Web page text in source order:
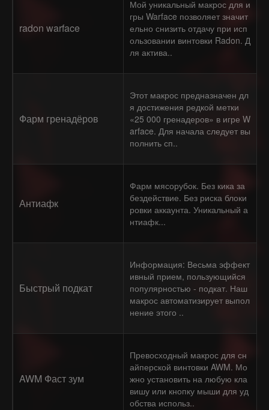
radon warface
Мой уникальный макрос для и
гры Warface позволяет значит
ельно снизить отдачу при исп
ользовании винтовки Radon. Д
ля актива..
Фарм гренадёров
Этот макрос предназначен дл
я достижения редкой метки
«25 000 гренадеров» в игре W
arface. Для начала следует вы
полнить сп..
Антиафк
Фарм мясорубок. Без кика за
бездействие. Без риска блоки
ровки аккаунта. Уникальный а
нтиафк...
Быстрый подкат
Информация: Весьма эффект
ивный прием, пользующийся
популярностью - подкат. Наш
макрос автоматизирует выпол
нение этого ..
AWM Фаст зум
Превосходный макрос для сн
айперской винтовки AWM. Мо
жно установить на любую кла
вишу или кнопку мыши для уд
обства использ..